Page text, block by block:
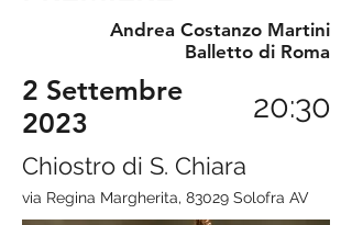
Andrea Costanzo Martini
Balletto di Roma
2 Settembre
2023
20:30
Chiostro di S. Chiara
via Regina Margherita, 83029 Solofra AV